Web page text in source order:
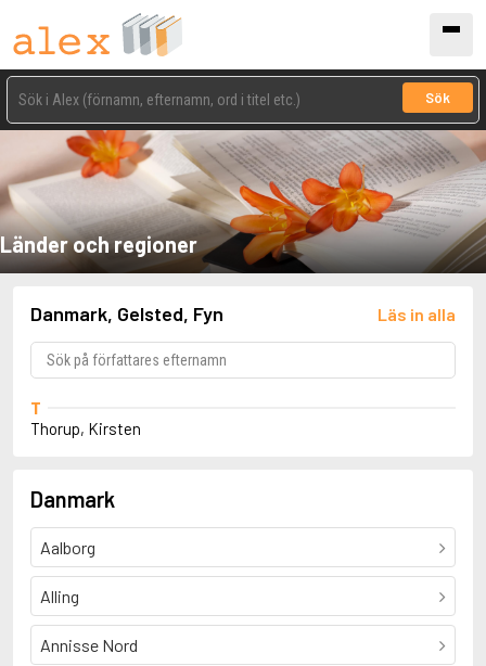
Sök
Länder och regioner
Danmark, Gelsted, Fyn Läs in alla
T
Thorup, Kirsten
Danmark
Aalborg
Alling
Annisse Nord